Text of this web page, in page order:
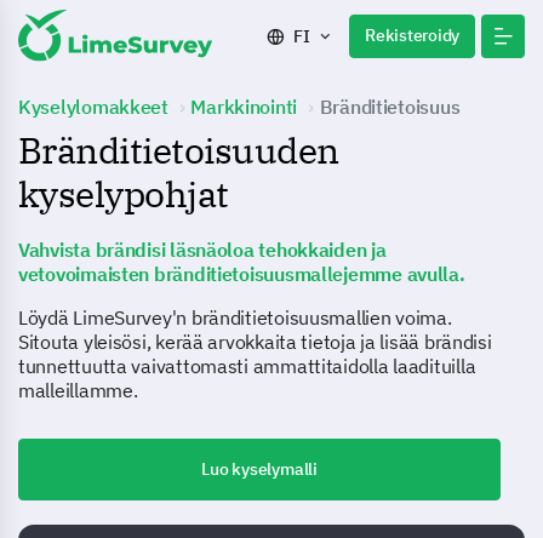
FI Rekisteroidy
Kyselylomakkeet Markkinointi Bränditietoisuus
Bränditietoisuuden
kyselypohjat
Vahvista brändisi läsnäoloa tehokkaiden ja
vetovoimaisten bränditietoisuusmallejemme avulla.
Löydä LimeSurvey'n bränditietoisuusmallien voima.
Sitouta yleisösi, kerää arvokkaita tietoja ja lisää brändisi
tunnettuutta vaivattomasti ammattitaidolla laadituilla
malleillamme.
Luo kyselymalli